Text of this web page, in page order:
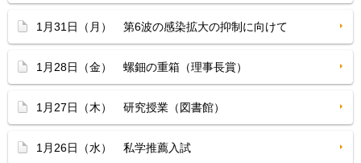
1月31日（月） 第6波の感染拡大の抑制に向けて
1月28日（金） 螺鈿の重箱（理事長賞）
1月27日（木） 研究授業（図書館）
1月26日（水） 私学推薦入試